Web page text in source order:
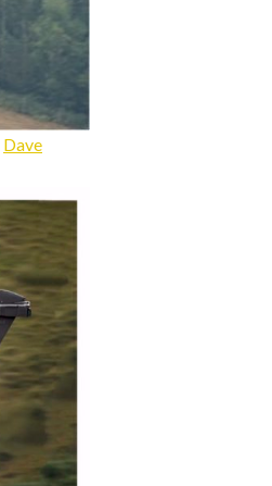
Dave